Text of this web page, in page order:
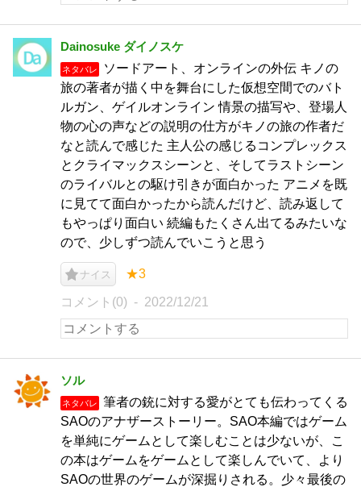
Dainosuke ダイノスケ
ネタバレ
ソードアート、オンラインの外伝 キノの
旅の著者が描く中を舞台にした仮想空間でのバト
ルガン、ゲイルオンライン 情景の描写や、登場人
物の心の声などの説明の仕方がキノの旅の作者だ
なと読んで感じた 主人公の感じるコンプレックス
とクライマックスシーンと、そしてラストシーン
のライバルとの駆け引きが面白かった アニメを既
に見てて面白かったから読んだけど、読み返して
もやっぱり面白い 続編もたくさん出てるみたいな
ので、少しずつ読んでいこうと思う
ナイス ★3
コメント(0) 2022/12/21
ソル
ネタバレ
筆者の銃に対する愛がとても伝わってくる
SAOのアナザーストーリー。SAO本編ではゲーム
を単純にゲームとして楽しむことは少ないが、こ
の本はゲームをゲームとして楽しんでいて、より
SAOの世界のゲームが深掘りされる。少々最後の